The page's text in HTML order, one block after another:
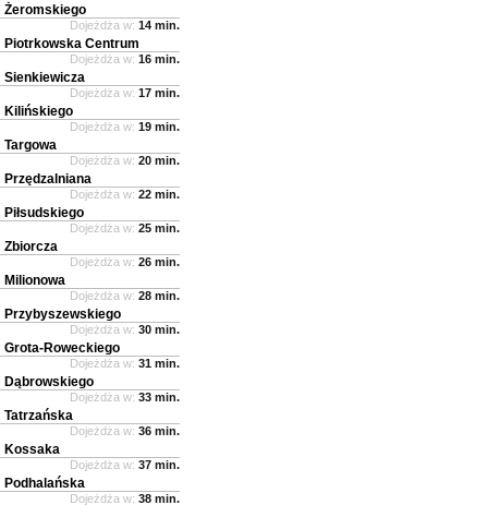
Żeromskiego
Dojeżdża w: 14 min.
Piotrkowska Centrum
Dojeżdża w: 16 min.
Sienkiewicza
Dojeżdża w: 17 min.
Kilińskiego
Dojeżdża w: 19 min.
Targowa
Dojeżdża w: 20 min.
Przędzalniana
Dojeżdża w: 22 min.
Piłsudskiego
Dojeżdża w: 25 min.
Zbiorcza
Dojeżdża w: 26 min.
Milionowa
Dojeżdża w: 28 min.
Przybyszewskiego
Dojeżdża w: 30 min.
Grota-Roweckiego
Dojeżdża w: 31 min.
Dąbrowskiego
Dojeżdża w: 33 min.
Tatrzańska
Dojeżdża w: 36 min.
Kossaka
Dojeżdża w: 37 min.
Podhalańska
Dojeżdża w: 38 min.